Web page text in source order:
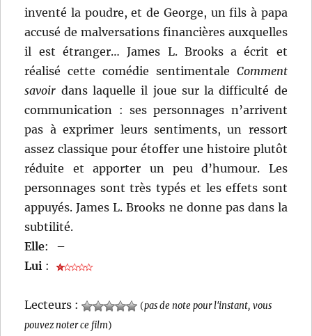
inventé la poudre, et de George, un fils à papa
accusé de malversations financières auxquelles
il est étranger… James L. Brooks a écrit et
réalisé cette comédie sentimentale Comment
savoir dans laquelle il joue sur la difficulté de
communication : ses personnages n’arrivent
pas à exprimer leurs sentiments, un ressort
assez classique pour étoffer une histoire plutôt
réduite et apporter un peu d’humour. Les
personnages sont très typés et les effets sont
appuyés. James L. Brooks ne donne pas dans la
subtilité.
Elle:
–
Lui :
Lecteurs : (pas de note pour l'instant, vous
pouvez noter ce film)